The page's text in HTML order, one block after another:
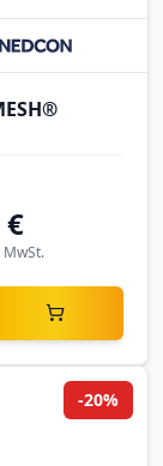
€
MwSt.
-20%